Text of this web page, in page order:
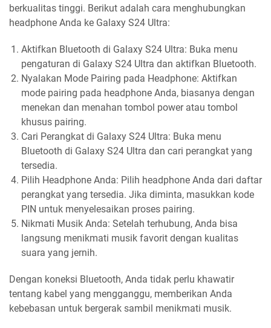
berkualitas tinggi. Berikut adalah cara menghubungkan
headphone Anda ke Galaxy S24 Ultra:
Aktifkan Bluetooth di Galaxy S24 Ultra: Buka menu
pengaturan di Galaxy S24 Ultra dan aktifkan Bluetooth.
Nyalakan Mode Pairing pada Headphone: Aktifkan
mode pairing pada headphone Anda, biasanya dengan
menekan dan menahan tombol power atau tombol
khusus pairing.
Cari Perangkat di Galaxy S24 Ultra: Buka menu
Bluetooth di Galaxy S24 Ultra dan cari perangkat yang
tersedia.
Pilih Headphone Anda: Pilih headphone Anda dari daftar
perangkat yang tersedia. Jika diminta, masukkan kode
PIN untuk menyelesaikan proses pairing.
Nikmati Musik Anda: Setelah terhubung, Anda bisa
langsung menikmati musik favorit dengan kualitas
suara yang jernih.
Dengan koneksi Bluetooth, Anda tidak perlu khawatir
tentang kabel yang mengganggu, memberikan Anda
kebebasan untuk bergerak sambil menikmati musik.